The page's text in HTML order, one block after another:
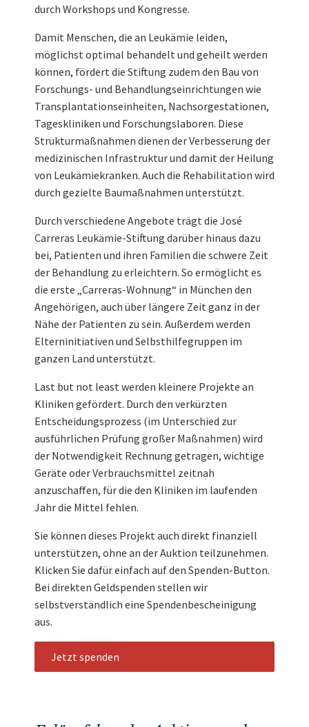
durch Workshops und Kongresse.
Damit Menschen, die an Leukämie leiden,
möglichst optimal behandelt und geheilt werden
können, fördert die Stiftung zudem den Bau von
Forschungs- und Behandlungseinrichtungen wie
Transplantationseinheiten, Nachsorgestationen,
Tageskliniken und Forschungslaboren. Diese
Strukturmaßnahmen dienen der Verbesserung der
medizinischen Infrastruktur und damit der Heilung
von Leukämiekranken. Auch die Rehabilitation wird
durch gezielte Baumaßnahmen unterstützt.
Durch verschiedene Angebote trägt die José
Carreras Leukämie-Stiftung darüber hinaus dazu
bei, Patienten und ihren Familien die schwere Zeit
der Behandlung zu erleichtern. So ermöglicht es
die erste „Carreras-Wohnung“ in München den
Angehörigen, auch über längere Zeit ganz in der
Nähe der Patienten zu sein. Außerdem werden
Elterninitiativen und Selbsthilfegruppen im
ganzen Land unterstützt.
Last but not least werden kleinere Projekte an
Kliniken gefördert. Durch den verkürzten
Entscheidungsprozess (im Unterschied zur
ausführlichen Prüfung großer Maßnahmen) wird
der Notwendigkeit Rechnung getragen, wichtige
Geräte oder Verbrauchsmittel zeitnah
anzuschaffen, für die den Kliniken im laufenden
Jahr die Mittel fehlen.
Sie können dieses Projekt auch direkt finanziell
unterstützen, ohne an der Auktion teilzunehmen.
Klicken Sie dafür einfach auf den Spenden-Button.
Bei direkten Geldspenden stellen wir
selbstverständlich eine Spendenbescheinigung
aus.
Jetzt spenden